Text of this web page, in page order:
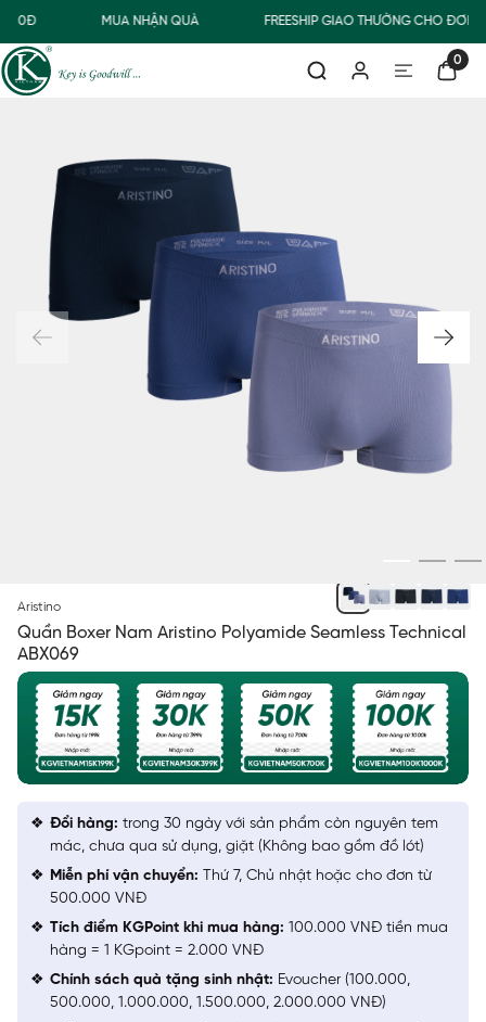
MUA NHẬN QUÀ FREESHIP GIAO THƯỜNG CHO ĐƠN
0
Aristino
Quần Boxer Nam Aristino Polyamide Seamless Technical
ABX069
Đổi hàng: trong 30 ngày với sản phẩm còn nguyên tem
mác, chưa qua sử dụng, giặt (Không bao gồm đồ lót)
Miễn phí vận chuyển: Thứ 7, Chủ nhật hoặc cho đơn từ
500.000 VNĐ
Tích điểm KGPoint khi mua hàng: 100.000 VNĐ tiền mua
hàng = 1 KGpoint = 2.000 VNĐ
Chính sách quà tặng sinh nhật: Evoucher (100.000,
500.000, 1.000.000, 1.500.000, 2.000.000 VNĐ)